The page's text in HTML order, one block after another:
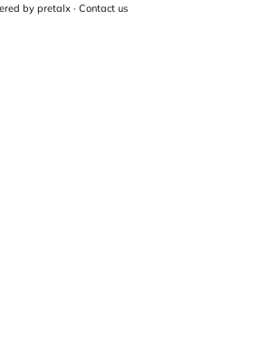
by pretalx· Contact us